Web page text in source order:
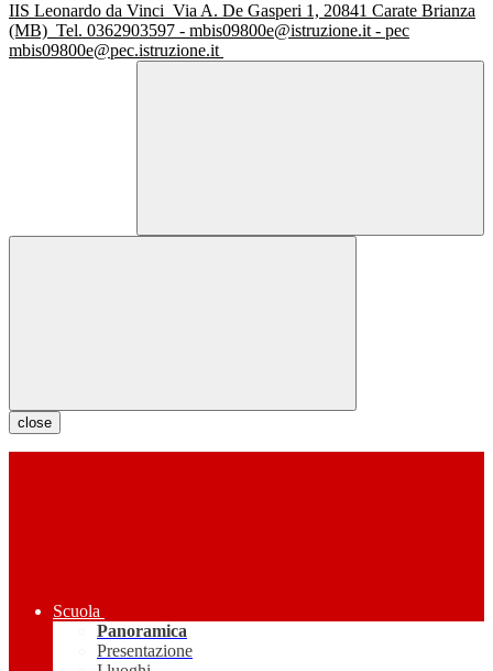
IIS Leonardo da Vinci Via A. De Gasperi 1, 20841 Carate Brianza
(MB) Tel. 0362903597 - mbis09800e@istruzione.it - pec
mbis09800e@pec.istruzione.it
close
Scuola
Panoramica
Presentazione